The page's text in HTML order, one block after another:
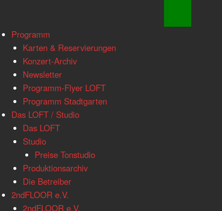
www.loftkoeln.de
navigation
S
c
t
Programm
Karten & Reservierungen
Konzert-Archiv
Newsletter
Programm-Flyer LOFT
Programm Stadtgarten
Das LOFT / Studio
Das LOFT
Studio
Preise Tonstudio
Produktionsarchiv
Die Betreiber
2ndFLOOR e.V.
2ndFLOOR e.V.